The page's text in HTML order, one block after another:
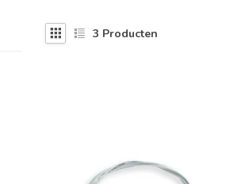
3 Producten